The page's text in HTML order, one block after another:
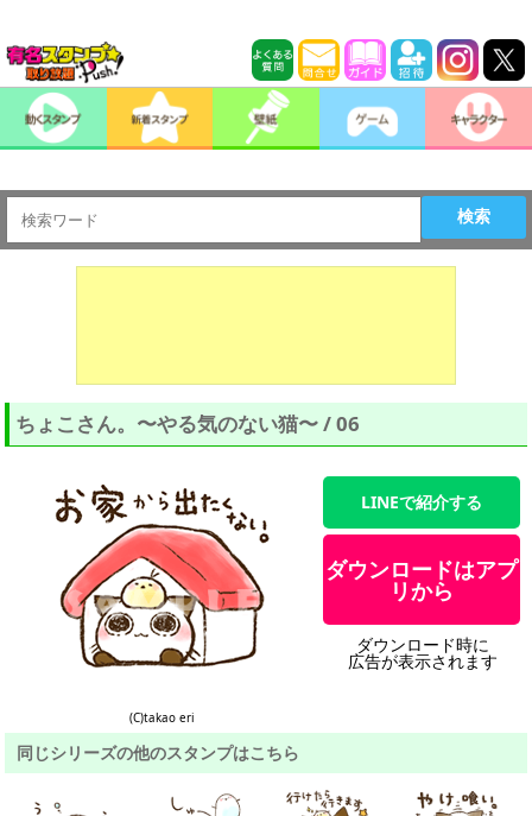
検索
ちょこさん。〜やる気のない猫〜 / 06
(C)takao eri
LINEで紹介する
ダウンロードはアプ
リから
ダウンロード時に
広告が表示されます
同じシリーズの他のスタンプはこちら